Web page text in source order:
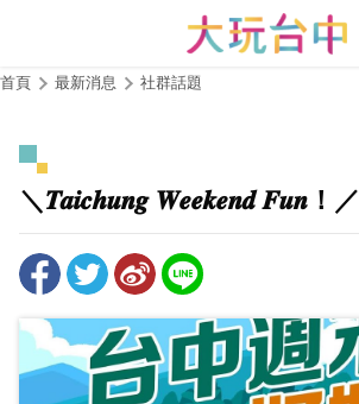
主
要
首頁 最新消息 社群話題
＼𝑻𝒂𝒊𝒄𝒉𝒖𝒏𝒈 𝑾𝒆𝒆𝒌𝒆𝒏𝒅 𝑭𝒖𝒏！／